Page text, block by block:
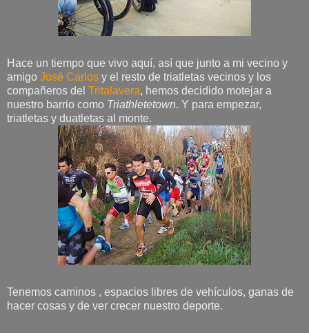
Hace un tiempo que vivo aquí, así que junto a mi vecino y
amigo José Carlos y el resto de triatletas vecinos y los
compañeros del Tritalavera, hemos decidido motejar a
nuestro barrio como Triathletetown. Y para empezar,
triatletas y duatletas al monte.
Tenemos caminos , espacios libres de vehículos, ganas de
hacer cosas y de ver crecer nuestro deporte.